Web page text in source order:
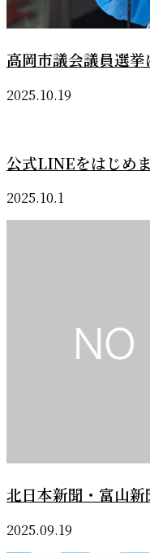
高岡市議会議員選
2025.10.19
公式LINEをはじめ
2025.10.1
北日本新聞・富山
2025.09.19